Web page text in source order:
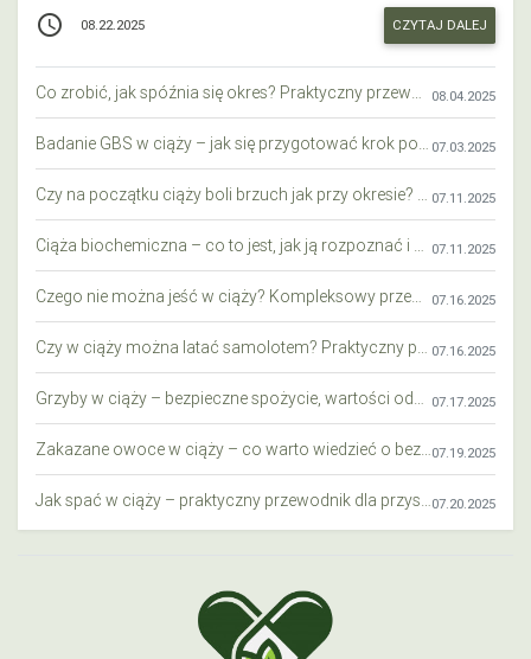
access_time 08.22.2025 CZYTAJ DALEJ
08.04.2025
07.03.2025
07.11.2025
07.11.2025
07.16.2025
07.16.2025
07.17.2025
07.19.2025
07.20.2025